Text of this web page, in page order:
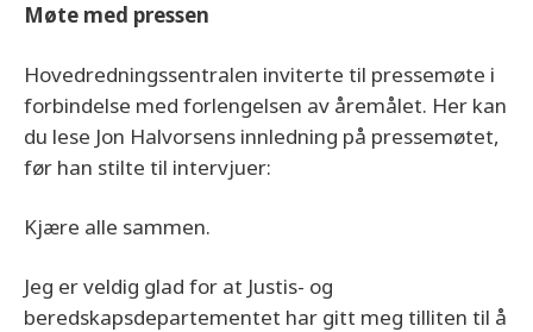
Møte med pressen
Hovedredningssentralen inviterte til pressemøte i
forbindelse med forlengelsen av åremålet. Her kan
du lese Jon Halvorsens innledning på pressemøtet,
før han stilte til intervjuer:
Kjære alle sammen.
Jeg er veldig glad for at Justis- og
beredskapsdepartementet har gitt meg tilliten til å